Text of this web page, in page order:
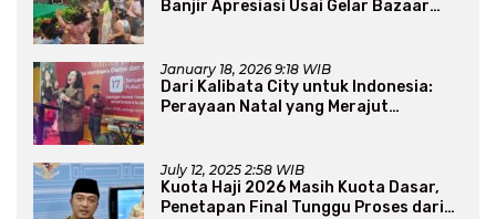
Banjir Apresiasi Usai Gelar Bazaar
January 18, 2026 9:18 WIB
Dari Kalibata City untuk Indonesia:
Perayaan Natal yang Merajut
July 12, 2025 2:58 WIB
Kuota Haji 2026 Masih Kuota Dasar,
Penetapan Final Tunggu Proses dari